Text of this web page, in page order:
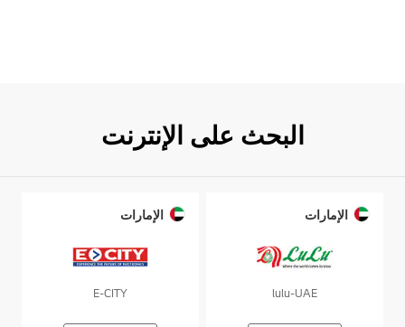
البحث على الإنترنت
الإمارات
E-CITY
الإمارات
lulu-UAE